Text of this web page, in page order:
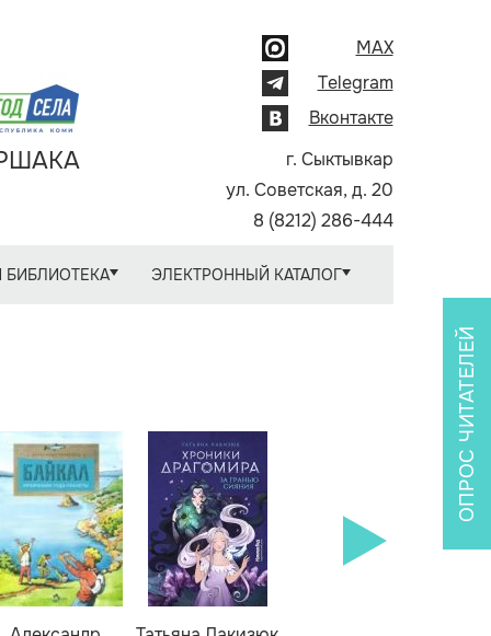
MAX
Telegram
Вконтакте
г. Сыктывкар
ул. Советская, д. 20
8 (8212) 286-444
БИБЛИОТЕКА ЭЛЕКТРОННЫЙ КАТАЛОГ
ОПРОС ЧИТАТЕЛЕЙ